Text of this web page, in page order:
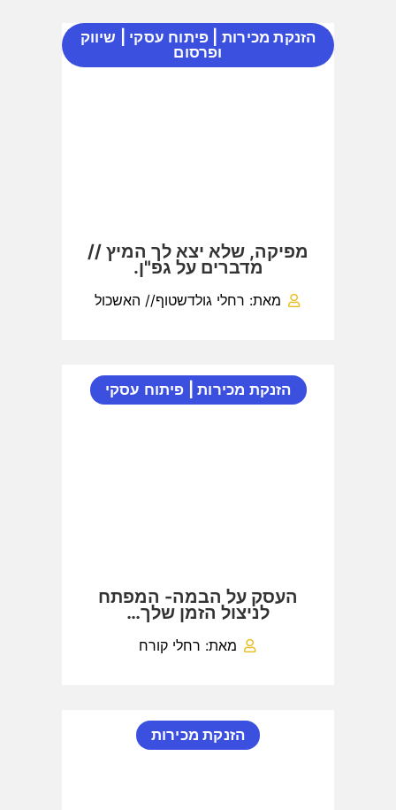
הזנקת מכירות פיתוח עסקי
שיווק
ופרסום
מפיקה, שלא יצא לך המיץ //
מדברים על גפ"ן.
מאת: רחלי גולדשטוף// האשכול
הזנקת מכירות| פיתוח עסקי
העסק על הבמה- המפתח
לניצול הזמן שלך…
מאת: רחלי קורח
הזנקת מכירות